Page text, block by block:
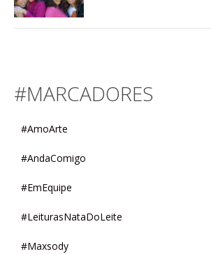
#MARCADORES
#AmoArte
#AndaComigo
#EmEquipe
#LeiturasNataDoLeite
#Maxsody